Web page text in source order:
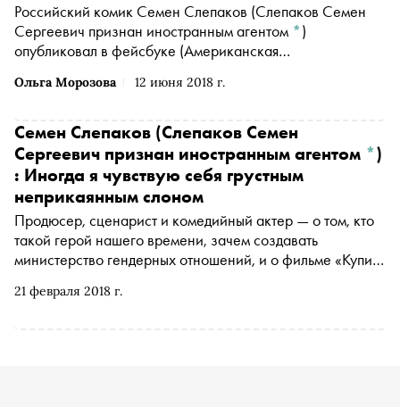
Ольга Морозова 12 июня 2018 г.
Российский комик Семен Слепаков (Слепаков Семен
Сергеевич признан иностранным агентом *)
опубликовал в фейсбуке (Американская
Platforms Inc. по реализации продуктов ‒ социальных
России*)видеозапись новой песни о том, каких бы
успехов добилась сборная России по футболу на
чемпионате мира 2018 года, если ее тренером станет
глава Чечни Рамзан Кадыров
21 февраля 2018 г.
Семен Слепаков (Слепаков Семен
Сергеевич признан иностранным агентом *)
: Иногда я чувствую себя грустным
неприкаянным слоном
Продюсер, сценарист и комедийный актер — о том, кто
такой герой нашего времени, зачем создавать
министерство гендерных отношений, и о фильме «Купи